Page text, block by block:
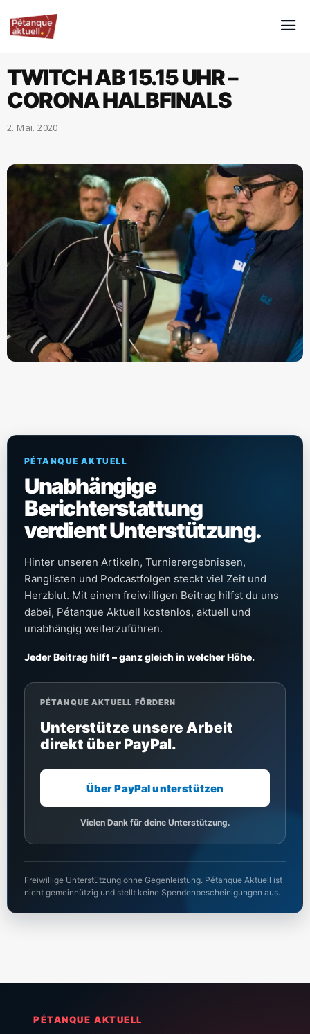
TWITCH AB 15.15 UHR –
CORONA HALBFINALS
2. Mai. 2020
PÉTANQUE AKTUELL
Unabhängige
Berichterstattung
verdient Unterstützung.
Hinter unseren Artikeln, Turnierergebnissen,
Ranglisten und Podcastfolgen steckt viel Zeit und
Herzblut. Mit einem freiwilligen Beitrag hilfst du uns
dabei, Pétanque Aktuell kostenlos, aktuell und
unabhängig weiterzuführen.
Jeder Beitrag hilft – ganz gleich in welcher Höhe.
PÉTANQUE AKTUELL FÖRDERN
Unterstütze unsere Arbeit
direkt über PayPal.
Über PayPal unterstützen
Vielen Dank für deine Unterstützung.
Freiwillige Unterstützung ohne Gegenleistung. Pétanque Aktuell ist
nicht gemeinnützig und stellt keine Spendenbescheinigungen aus.
PÉTANQUE AKTUELL